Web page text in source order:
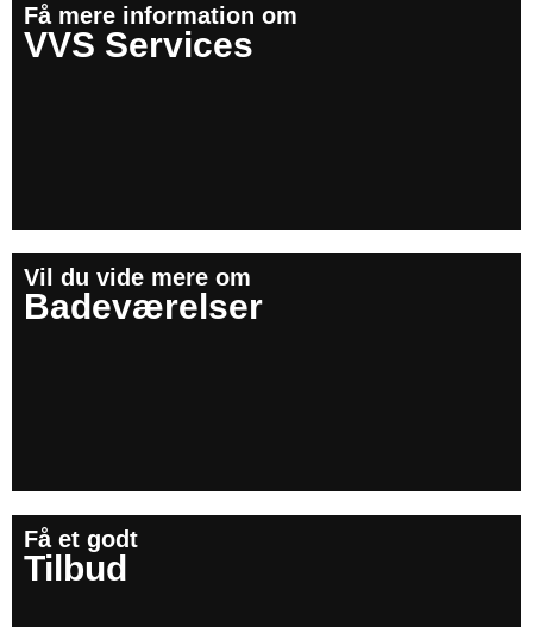
Få mere information om
VVS Services
Vil du vide mere om
Badeværelser
Få et godt
Tilbud